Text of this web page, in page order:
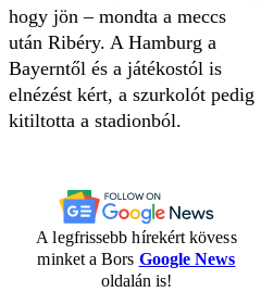
hogy jön – mondta a meccs
után Ribéry. A Hamburg a
Bayerntől és a játékostól is
elnézést kért, a szurkolót pedig
kitiltotta a stadionból.
A legfrissebb hírekért kövess
minket a Bors Google News
oldalán is!